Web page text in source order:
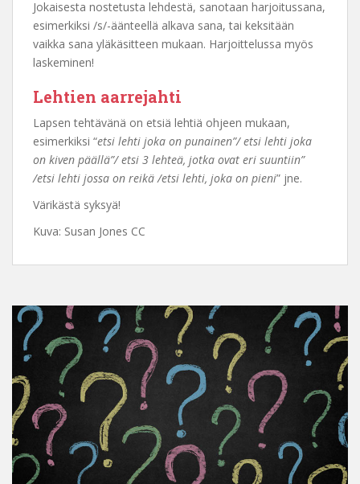
Jokaisesta nostetusta lehdestä, sanotaan harjoitussana,
esimerkiksi /s/-äänteellä alkava sana, tai keksitään
vaikka sana yläkäsitteen mukaan. Harjoittelussa myös
laskeminen!
Lehtien aarrejahti
Lapsen tehtävänä on etsiä lehtiä ohjeen mukaan,
esimerkiksi “etsi lehti joka on punainen”/ etsi lehti joka
on kiven päällä”/ etsi 3 lehteä, jotka ovat eri suuntiin”
/etsi lehti jossa on reikä /etsi lehti, joka on pieni” jne.
Värikästä syksyä!
Kuva: Susan Jones CC